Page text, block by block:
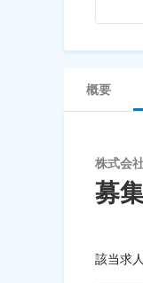
概要
株式会
募
該当求